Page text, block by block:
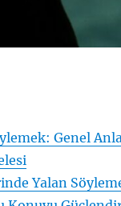
Genel
Yalan